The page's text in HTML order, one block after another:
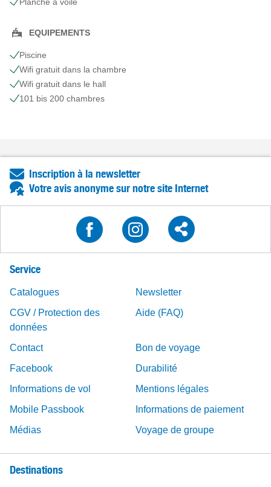
Planche à voile
EQUIPEMENTS
Piscine
Wifi gratuit dans la chambre
Wifi gratuit dans le hall
101 bis 200 chambres
Inscription à la newsletter
Votre avis anonyme sur notre site Internet
Service
Catalogues
Newsletter
CGV / Protection des
données
Aide (FAQ)
Contact
Bon de voyage
Facebook
Durabilité
Informations de vol
Mentions légales
Mobile Passbook
Informations de paiement
Médias
Voyage de groupe
Destinations